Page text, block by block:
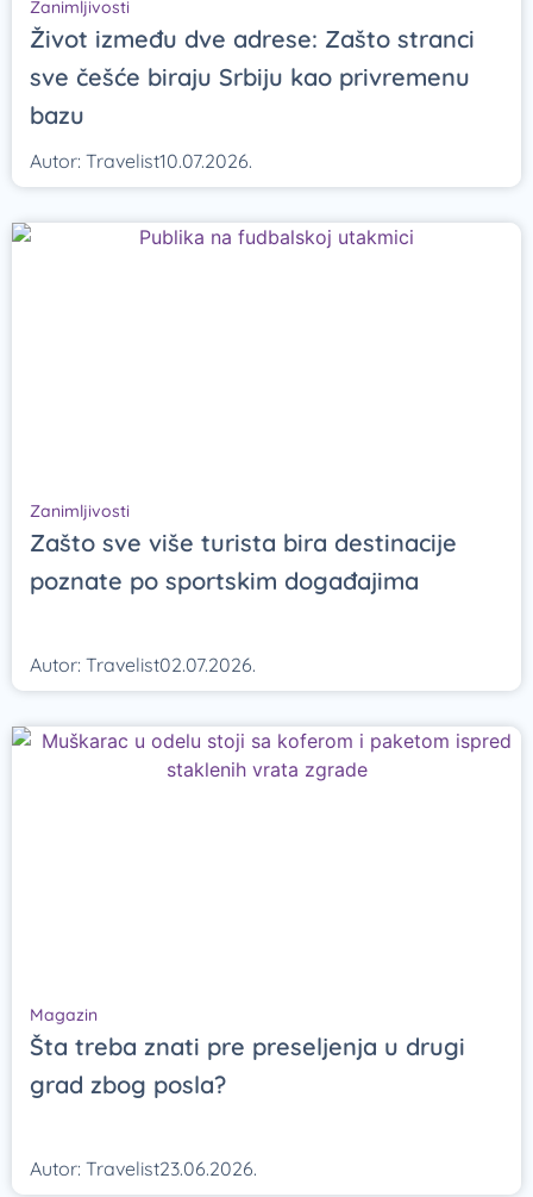
Zanimljivosti
Život između dve adrese: Zašto stranci
sve češće biraju Srbiju kao privremenu
bazu
Autor: Travelist10.07.2026.
Zanimljivosti
Zašto sve više turista bira destinacije
poznate po sportskim događajima
Autor: Travelist02.07.2026.
Magazin
Šta treba znati pre preseljenja u drugi
grad zbog posla?
Autor: Travelist23.06.2026.